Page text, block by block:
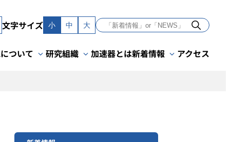
文字サイズ 小 中 大
ついて 研究組織 加速器とは新着情報 アクセス